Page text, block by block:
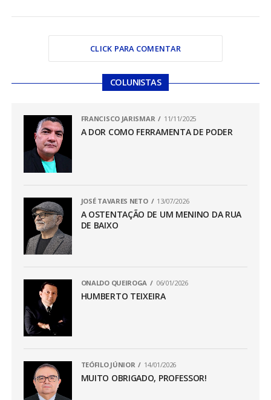
CLICK PARA COMENTAR
COLUNISTAS
FRANCISCO JARISMAR 11/11/2025
A DOR COMO FERRAMENTA DE PODER
JOSÉ TAVARES NETO 13/07/2026
A OSTENTAÇÃO DE UM MENINO DA RUA
DE BAIXO
ONALDO QUEIROGA 06/01/2026
HUMBERTO TEIXEIRA
TEÓFILO JÚNIOR 14/01/2026
MUITO OBRIGADO, PROFESSOR!